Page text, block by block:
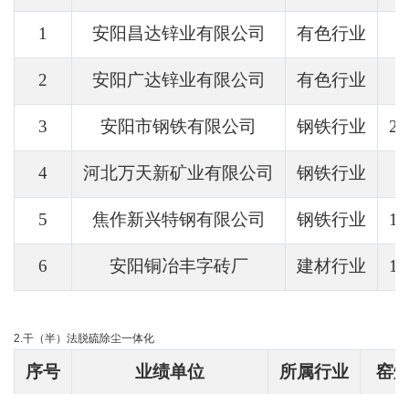
1 安阳昌达锌业有限公司 有色行业
2 安阳广达锌业有限公司 有色行业
3 安阳市钢铁有限公司 钢铁行业 2
4 河北万天新矿业有限公司 钢铁行业
5 焦作新兴特钢有限公司 钢铁行业 1
6 安阳铜冶丰字砖厂 建材行业 1
2.干（半）法脱硫除尘一体化
序号 业绩单位 所属行业 窑